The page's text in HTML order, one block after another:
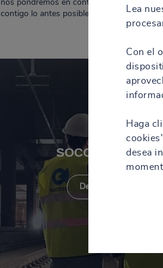
nos pondremos en contacto
contigo lo antes posible.
SOCOTEC Spain
Descubre más
Lea
Con el
Haga
desea